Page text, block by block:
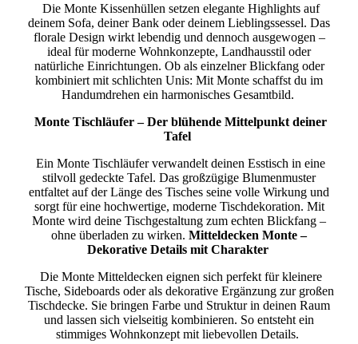
Die Monte Kissenhüllen setzen elegante Highlights auf
deinem Sofa, deiner Bank oder deinem Lieblingssessel. Das
florale Design wirkt lebendig und dennoch ausgewogen –
ideal für moderne Wohnkonzepte, Landhausstil oder
natürliche Einrichtungen. Ob als einzelner Blickfang oder
kombiniert mit schlichten Unis: Mit Monte schaffst du im
Handumdrehen ein harmonisches Gesamtbild.
Monte Tischläufer – Der blühende Mittelpunkt deiner
Tafel
Ein Monte Tischläufer verwandelt deinen Esstisch in eine
stilvoll gedeckte Tafel. Das großzügige Blumenmuster
entfaltet auf der Länge des Tisches seine volle Wirkung und
sorgt für eine hochwertige, moderne Tischdekoration. Mit
Monte wird deine Tischgestaltung zum echten Blickfang –
ohne überladen zu wirken. Mitteldecken Monte –
Dekorative Details mit Charakter
Die Monte Mitteldecken eignen sich perfekt für kleinere
Tische, Sideboards oder als dekorative Ergänzung zur großen
Tischdecke. Sie bringen Farbe und Struktur in deinen Raum
und lassen sich vielseitig kombinieren. So entsteht ein
stimmiges Wohnkonzept mit liebevollen Details.